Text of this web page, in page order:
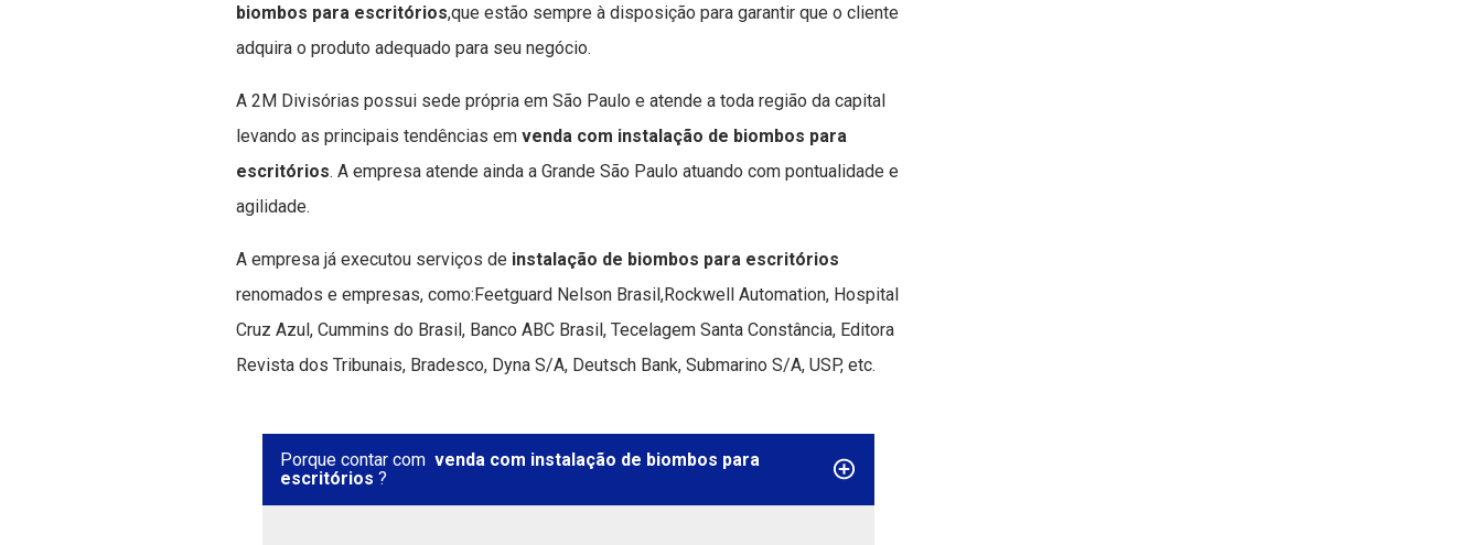
biombos para escritórios,que estão sempre à disposição para garantir que o cliente
adquira o produto adequado para seu negócio.
A 2M Divisórias possui sede própria em São Paulo e atende a toda região da capital
levando as principais tendências em venda com instalação de biombos para
escritórios. A empresa atende ainda a Grande São Paulo atuando com pontualidade e
agilidade.
A empresa já executou serviços de instalação de biombos para escritórios
renomados e empresas, como:Feetguard Nelson Brasil,Rockwell Automation, Hospital
Cruz Azul, Cummins do Brasil, Banco ABC Brasil, Tecelagem Santa Constância, Editora
Revista dos Tribunais, Bradesco, Dyna S/A, Deutsch Bank, Submarino S/A, USP, etc.
Porque contar com venda com instalação de biombos para
escritórios ?